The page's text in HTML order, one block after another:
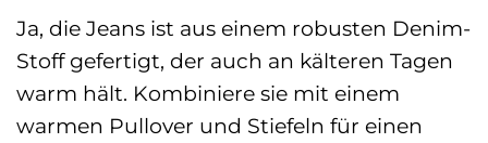
Ja, die Jeans ist aus einem robusten Denim-
Stoff gefertigt, der auch an kälteren Tagen
warm hält. Kombiniere sie mit einem
warmen Pullover und Stiefeln für einen